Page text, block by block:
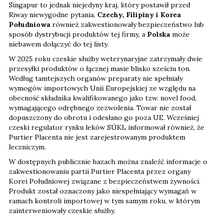
Singapur to jednak niejedyny kraj, który postawił przed
Riway niewygodne pytania. Czechy, Filipiny i Korea
Południowa również zakwestionowały bezpieczeństwo lub
sposób dystrybucji produktów tej firmy, a Polska może
niebawem dołączyć do tej listy.
W 2025 roku czeskie służby weterynaryjne zatrzymały dwie
przesyłki produktów o łącznej masie blisko sześciu ton.
Według tamtejszych organów preparaty nie spełniały
wymogów importowych Unii Europejskiej ze względu na
obecność składnika kwalifikowanego jako tzw. novel food,
wymagającego odrębnego zezwolenia. Towar nie został
dopuszczony do obrotu i odesłano go poza UE. Wcześniej
czeski regulator rynku leków SÚKL informował również, że
Purtier Placenta nie jest zarejestrowanym produktem
leczniczym.
W dostępnych publicznie bazach można znaleźć informacje o
zakwestionowaniu partii Purtier Placenta przez organy
Korei Południowej związane z bezpieczeństwem żywności.
Produkt został oznaczony jako niespełniający wymagań w
ramach kontroli importowej w tym samym roku, w którym
zainterweniowały czeskie służby.